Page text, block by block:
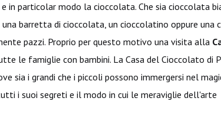
in particolar modo la cioccolata. Che sia cioccolata
barretta di cioccolata, un cioccolatino oppure una
pazzi. Proprio per questo motivo una visita alla
le famiglie con bambini. La Casa del Cioccolato di
sia i grandi che i piccoli possono immergersi nel
i suoi segreti e il modo in cui le meraviglie dell'arte